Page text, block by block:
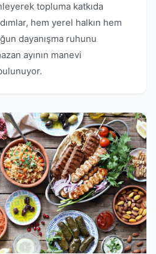
topluma katkıda
hem yerel halkın hem
dayanışma ruhunu
ayının manevi